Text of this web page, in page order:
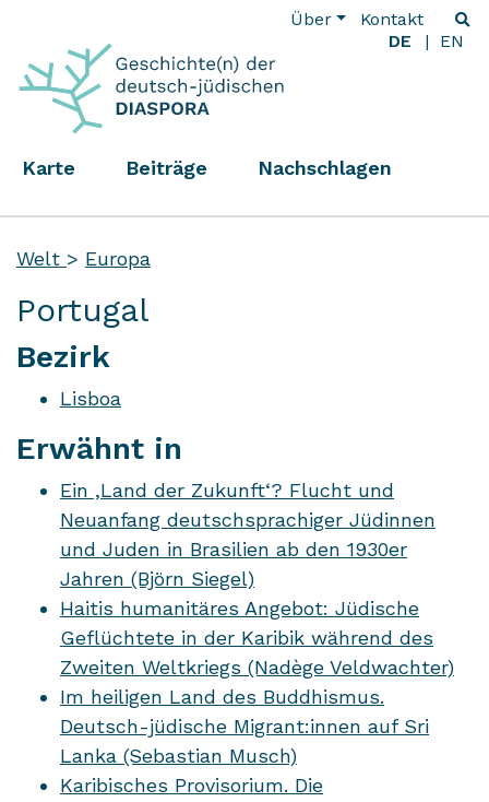
Über
Kontakt
DE
EN
Karte Beiträge Nachschlagen
Welt > Europa
Portugal
Bezirk
Lisboa
Erwähnt in
Ein ‚Land der Zukunft‘? Flucht und
Neuanfang deutschsprachiger Jüdinnen
und Juden in Brasilien ab den 1930er
Jahren (Björn Siegel)
Haitis humanitäres Angebot: Jüdische
Geflüchtete in der Karibik während des
Zweiten Weltkriegs (Nadège Veldwachter)
Im heiligen Land des Buddhismus.
Deutsch-jüdische Migrant:innen auf Sri
Lanka (Sebastian Musch)
Karibisches Provisorium. Die